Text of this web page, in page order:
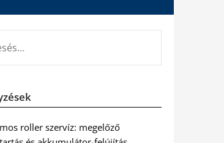
roller szervíz: megelőző